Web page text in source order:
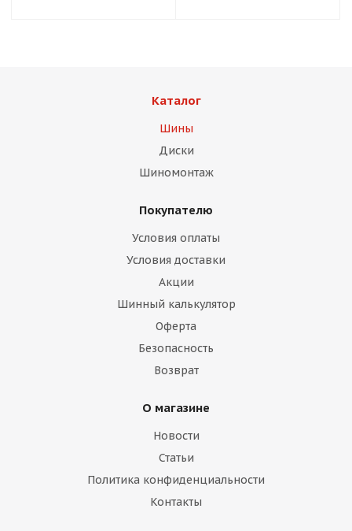
Каталог
Шины
Диски
Шиномонтаж
Покупателю
Условия оплаты
Условия доставки
Акции
Шинный калькулятор
Оферта
Безопасность
Возврат
О магазине
Новости
Статьи
Политика конфиденциальности
Контакты